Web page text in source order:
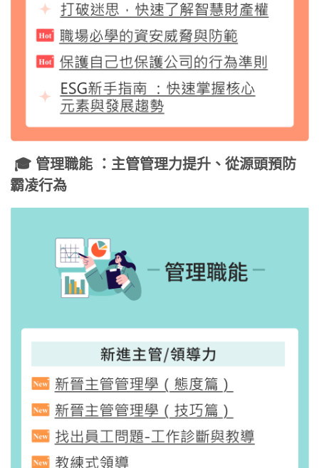
🎓 管理職能
：主管管理力提升、從源頭預防
霸凌行為